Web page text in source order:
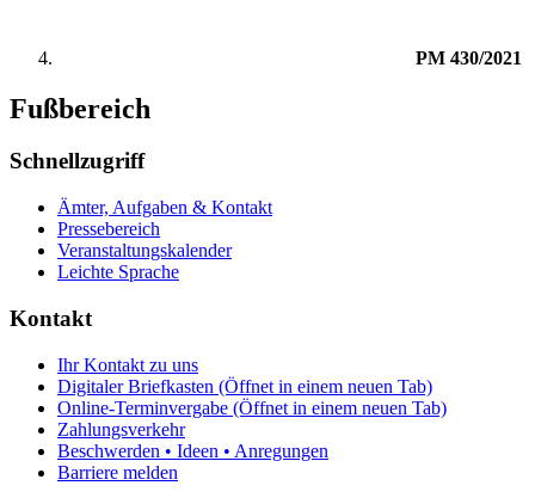
PM 430/2021
Fußbereich
Schnellzugriff
Ämter, Aufgaben & Kontakt
Pressebereich
Veranstaltungskalender
Leichte Sprache
Kontakt
Ihr Kontakt zu uns
Digitaler Briefkasten (Öffnet in einem neuen Tab)
Online-Terminvergabe (Öffnet in einem neuen Tab)
Zahlungsverkehr
Beschwerden • Ideen • Anregungen
Barriere melden